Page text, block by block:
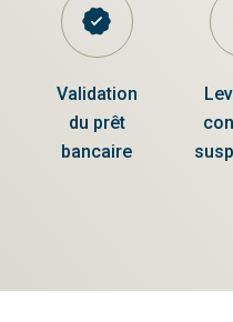
Validation
du prêt
bancaire